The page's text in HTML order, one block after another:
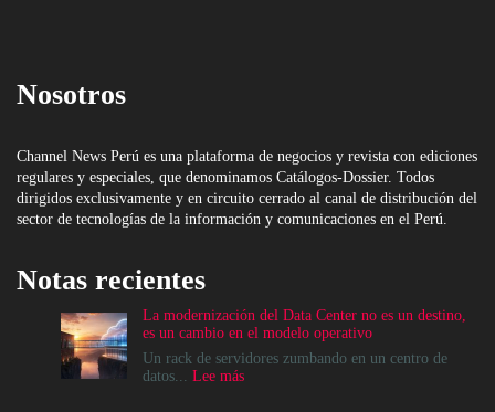
Nosotros
Channel News Perú es una plataforma de negocios y revista con ediciones
regulares y especiales, que denominamos Catálogos-Dossier. Todos
dirigidos exclusivamente y en circuito cerrado al canal de distribución del
sector de tecnologías de la información y comunicaciones en el Perú.
Notas recientes
La modernización del Data Center no es un destino,
es un cambio en el modelo operativo
Un rack de servidores zumbando en un centro de
datos... Lee más: